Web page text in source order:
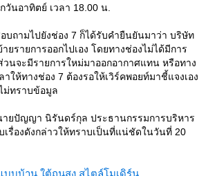
วันอาทิตย์ เวลา 18.00 น.
อบถามไปยังช่อง 7 ก็ได้รับคำยืนยันมาว่า บริษัท
ยรายการออกไปเอง โดยทางช่องไม่ได้มีการ
วนจะมีรายการใหม่มาออกอากาศแทน หรือทาง
าให้ทางช่อง 7 ต้องรอให้เวิร์คพอยท์มาชี้แจงเอง
ม่ทราบข้อมูล
ายปัญญา นิรันดร์กุล ประธานกรรมการบริหาร
เรื่องดังกล่าวให้ทราบเป็นที่แน่ชัดในวันที่ 20